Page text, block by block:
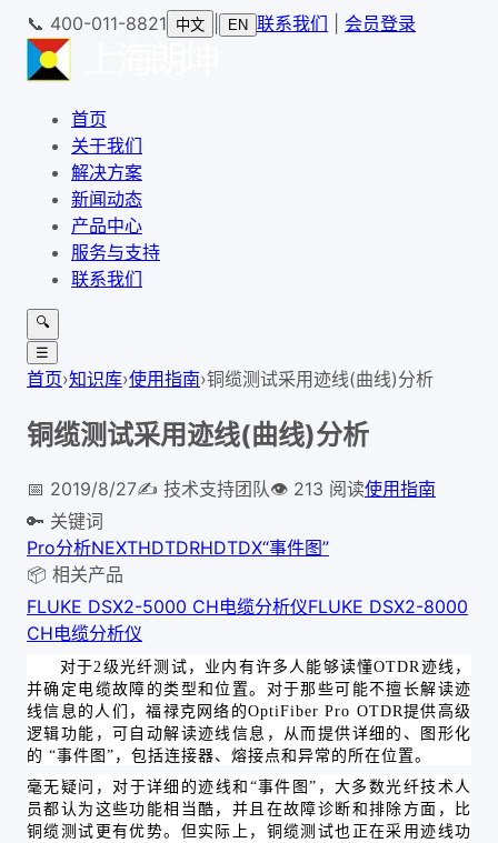
📞 400-011-8821 中文 EN 联系我们 会员登录
首页
关于我们
解决方案
新闻动态
产品中心
服务与支持
联系我们
🔍
☰
首页›知识库›使用指南›铜缆测试采用迹线(曲线)分析
铜缆测试采用迹线(曲线)分析
📅 2019/8/27✍️ 技术支持团队👁 213 阅读使用指南
🔑 关键词
Pro分析NEXTHDTDRHDTDX“事件图”
📦 相关产品
FLUKE DSX2-5000 CH电缆分析仪FLUKE DSX2-8000
CH电缆分析仪
对于2级光纤测试，业内有许多人能够读懂OTDR迹线，
并确定电缆故障的类型和位置。对于那些可能不擅长解读迹
线信息的人们，福禄克网络的OptiFiber Pro OTDR提供高级
逻辑功能，可自动解读迹线信息，从而提供详细的、图形化
的 “事件图”，包括连接器、熔接点和异常的所在位置。
毫无疑问，对于详细的迹线和 “事件图”，大多数光纤技术人
员都认为这些功能相当酷，并且在故障诊断和排除方面，比
铜缆测试更有优势。但实际上，铜缆测试也正在采用迹线功